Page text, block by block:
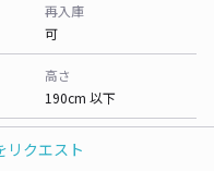
リクエスト
再入庫
可
高さ
190cm 以下
ンボックス 大型車・SUV